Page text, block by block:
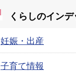
くらしのイン
妊娠・出産
子育て情報